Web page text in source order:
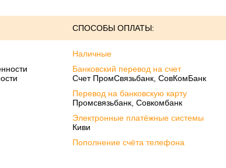
СПОСОБЫ ОПЛАТЫ:
Наличные
Банковский перевод на счет
Счет ПромСвязьбанк, СовКомБанк
Перевод на банковскую карту
Промсвязьбанк, Совкомбанк
Электронные платёжные системы
Киви
Пополнение счёта телефона